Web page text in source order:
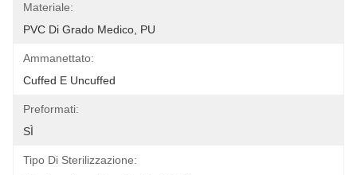
Materiale:
PVC Di Grado Medico, PU
Ammanettato:
Cuffed E Uncuffed
Preformati:
SÌ
Tipo Di Sterilizzazione: